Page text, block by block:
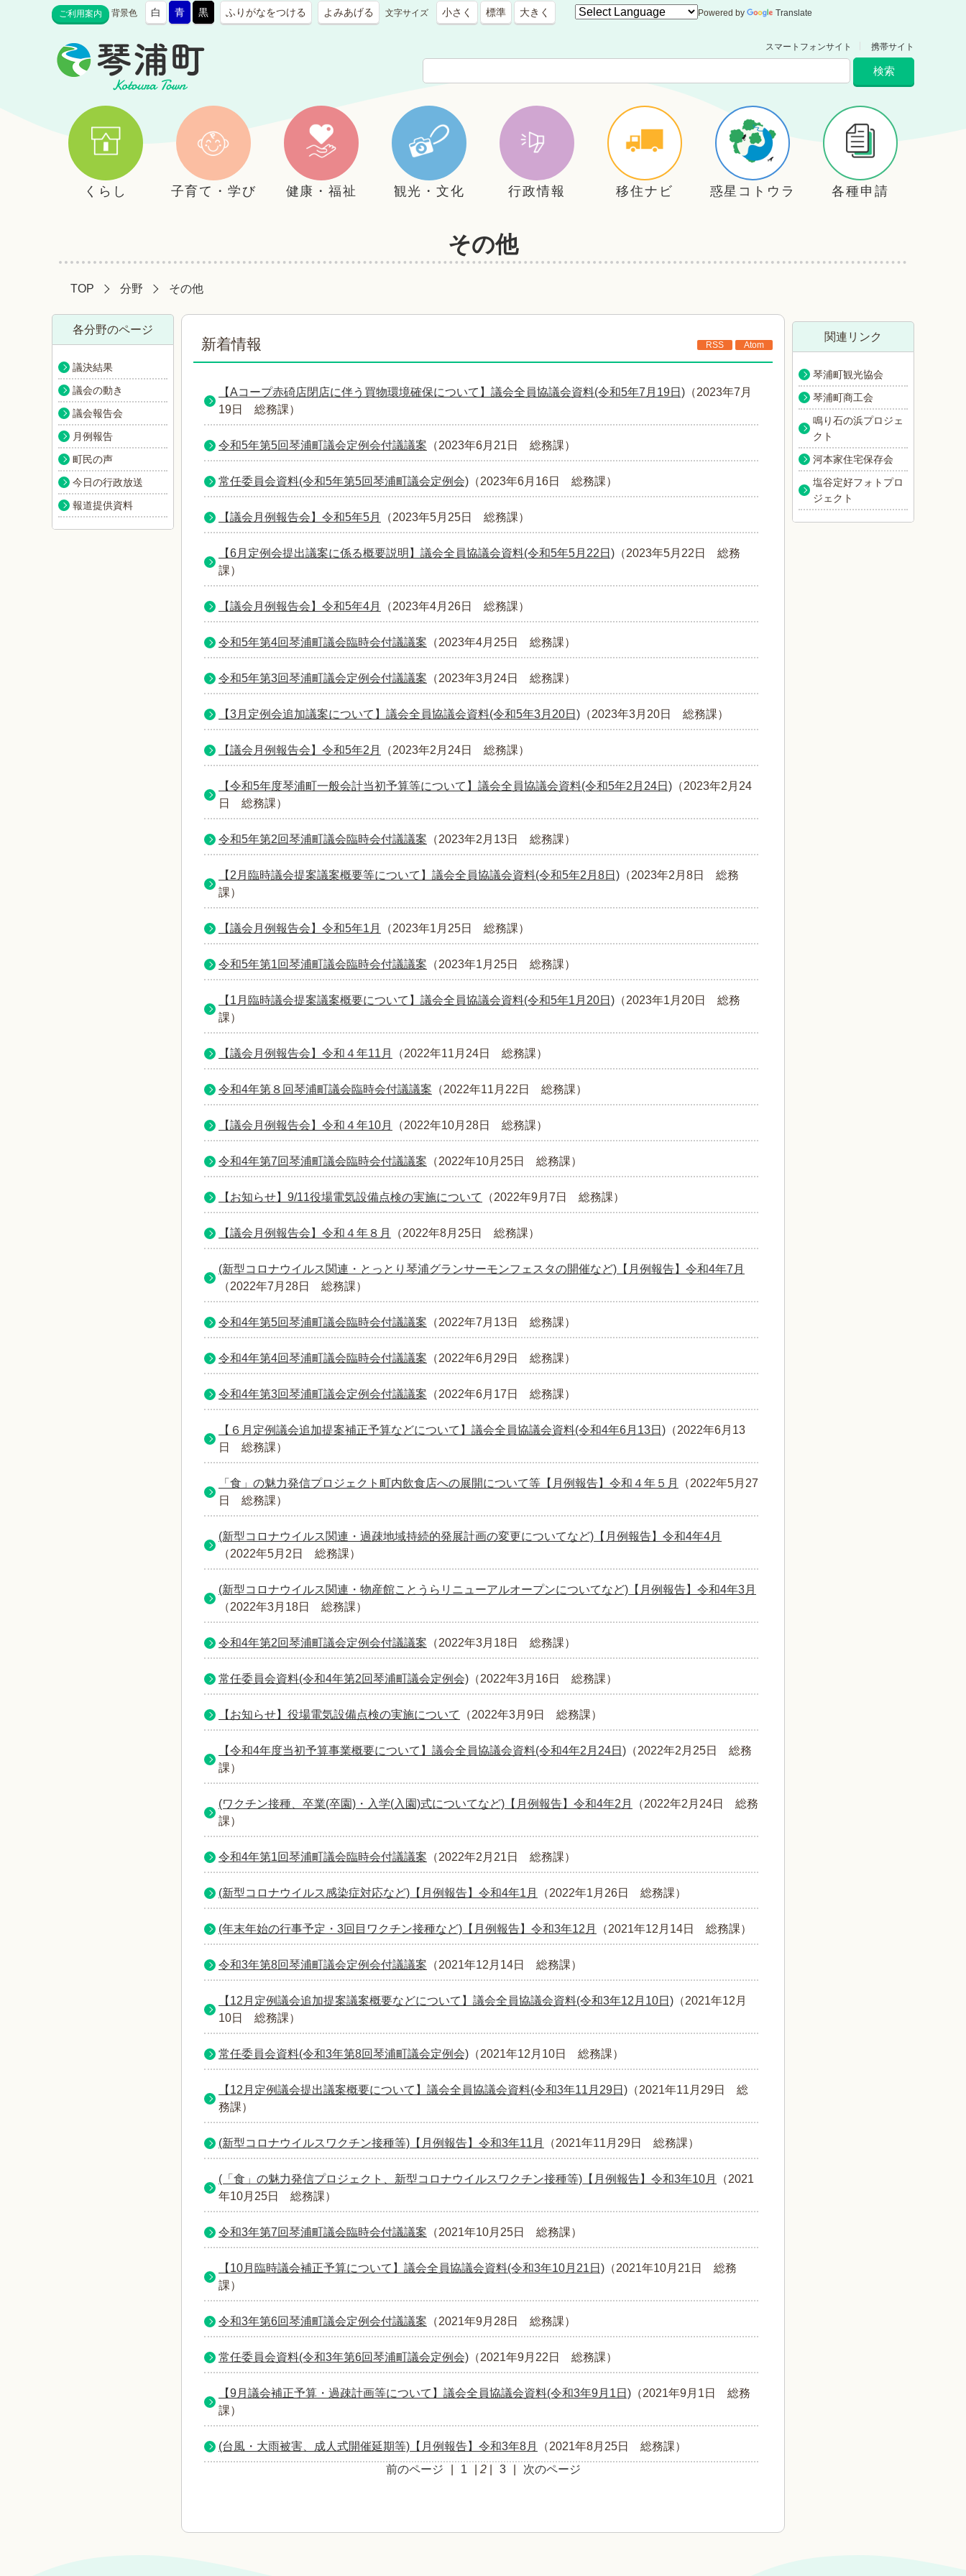
ご利用案内 背景色 白 青 黒 ふりがなをつける よみあげる 文字サイズ 小さく 標準 大きく Powered by Translate
スマートフォンサイト 携帯サイト
くらし 子育て・学び 健康・福祉 観光・文化 行政情報 移住ナビ 惑星コトウラ 各種申請
その他
TOP 分野 その他
新着情報 RSS Atom
【Aコープ赤碕店閉店に伴う買物環境確保について】議会全員協議会資料(令和5年7月19日) （2023年7月
19日
総務課）
令和5年第5回琴浦町議会定例会付議議案 （2023年6月21日 総務課）
常任委員会資料(令和5年第5回琴浦町議会定例会) （2023年6月16日 総務課）
【議会月例報告会】令和5年5月 （2023年5月25日 総務課）
【6月定例会提出議案に係る概要説明】議会全員協議会資料(令和5年5月22日) （2023年5月22日
総務
課）
【議会月例報告会】令和5年4月 （2023年4月26日 総務課）
令和5年第4回琴浦町議会臨時会付議議案 （2023年4月25日 総務課）
令和5年第3回琴浦町議会定例会付議議案 （2023年3月24日 総務課）
【3月定例会追加議案について】議会全員協議会資料(令和5年3月20日) （2023年3月20日 総務課）
【議会月例報告会】令和5年2月 （2023年2月24日 総務課）
【令和5年度琴浦町一般会計当初予算等について】議会全員協議会資料(令和5年2月24日) （2023年2月24
日
総務課）
令和5年第2回琴浦町議会臨時会付議議案 （2023年2月13日 総務課）
【2月臨時議会提案議案概要等について】議会全員協議会資料(令和5年2月8日) （2023年2月8日
総務
課）
【議会月例報告会】令和5年1月 （2023年1月25日 総務課）
令和5年第1回琴浦町議会臨時会付議議案 （2023年1月25日 総務課）
【1月臨時議会提案議案概要について】議会全員協議会資料(令和5年1月20日) （2023年1月20日
総務
課）
【議会月例報告会】令和４年11月 （2022年11月24日 総務課）
令和4年第８回琴浦町議会臨時会付議議案 （2022年11月22日 総務課）
【議会月例報告会】令和４年10月 （2022年10月28日 総務課）
令和4年第7回琴浦町議会臨時会付議議案 （2022年10月25日 総務課）
【お知らせ】9/11役場電気設備点検の実施について （2022年9月7日 総務課）
【議会月例報告会】令和４年８月 （2022年8月25日 総務課）
(新型コロナウイルス関連・とっとり琴浦グランサーモンフェスタの開催など)【月例報告】令和4年7月
（2022年7月28日 総務課）
令和4年第5回琴浦町議会臨時会付議議案 （2022年7月13日 総務課）
令和4年第4回琴浦町議会臨時会付議議案 （2022年6月29日 総務課）
令和4年第3回琴浦町議会定例会付議議案 （2022年6月17日 総務課）
【６月定例議会追加提案補正予算などについて】議会全員協議会資料(令和4年6月13日) （2022年6月13
日
総務課）
「食」の魅力発信プロジェクト町内飲食店への展開について等【月例報告】令和４年５月 （2022年5月27
日
総務課）
(新型コロナウイルス関連・過疎地域持続的発展計画の変更についてなど)【月例報告】令和4年4月
（2022年5月2日 総務課）
(新型コロナウイルス関連・物産館ことうらリニューアルオープンについてなど)【月例報告】令和4年3月
（2022年3月18日 総務課）
令和4年第2回琴浦町議会定例会付議議案 （2022年3月18日 総務課）
常任委員会資料(令和4年第2回琴浦町議会定例会) （2022年3月16日 総務課）
【お知らせ】役場電気設備点検の実施について （2022年3月9日 総務課）
【令和4年度当初予算事業概要について】議会全員協議会資料(令和4年2月24日) （2022年2月25日
総務
課）
(ワクチン接種、卒業(卒園)・入学(入園)式についてなど)【月例報告】令和4年2月 （2022年2月24日
総務
課）
令和4年第1回琴浦町議会臨時会付議議案 （2022年2月21日 総務課）
(新型コロナウイルス感染症対応など)【月例報告】令和4年1月 （2022年1月26日 総務課）
(年末年始の行事予定・3回目ワクチン接種など)【月例報告】令和3年12月 （2021年12月14日 総務課）
令和3年第8回琴浦町議会定例会付議議案 （2021年12月14日 総務課）
【12月定例議会追加提案議案概要などについて】議会全員協議会資料(令和3年12月10日) （2021年12月
10日
総務課）
常任委員会資料(令和3年第8回琴浦町議会定例会) （2021年12月10日 総務課）
【12月定例議会提出議案概要について】議会全員協議会資料(令和3年11月29日) （2021年11月29日
総
務課）
(新型コロナウイルスワクチン接種等)【月例報告】令和3年11月 （2021年11月29日 総務課）
(「食」の魅力発信プロジェクト、新型コロナウイルスワクチン接種等)【月例報告】令和3年10月 （2021
年10月25日
総務課）
令和3年第7回琴浦町議会臨時会付議議案 （2021年10月25日 総務課）
【10月臨時議会補正予算について】議会全員協議会資料(令和3年10月21日) （2021年10月21日
総務
課）
令和3年第6回琴浦町議会定例会付議議案 （2021年9月28日 総務課）
常任委員会資料(令和3年第6回琴浦町議会定例会) （2021年9月22日 総務課）
【9月議会補正予算・過疎計画等について】議会全員協議会資料(令和3年9月1日) （2021年9月1日
総務
課）
(台風・大雨被害、成人式開催延期等)【月例報告】令和3年8月 （2021年8月25日 総務課）
前のページ
1 2| 3 次のページ
各分野のページ
議決結果
議会の動き
議会報告会
月例報告
町民の声
今日の行政放送
報道提供資料
関連リンク
琴浦町観光協会
琴浦町商工会
鳴り石の浜プロジェ
クト
河本家住宅保存会
塩谷定好フォトプロ
ジェクト